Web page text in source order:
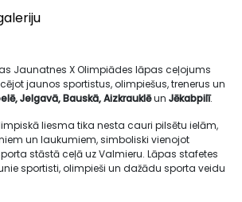
Jaunatnes X Olimpiādes lāpas ceļojums
jaunos sportistus, olimpiešus, trenerus un
Jelgavā, Bauskā, Aizkrauklēun Jēkabpilī.
liesma tika nesta cauri pilsētu ielām,
un laukumiem, simboliski vienojot
stāstā ceļā uz Valmieru. Lāpas stafetes
sportisti, olimpieši un dažādu sporta veidu